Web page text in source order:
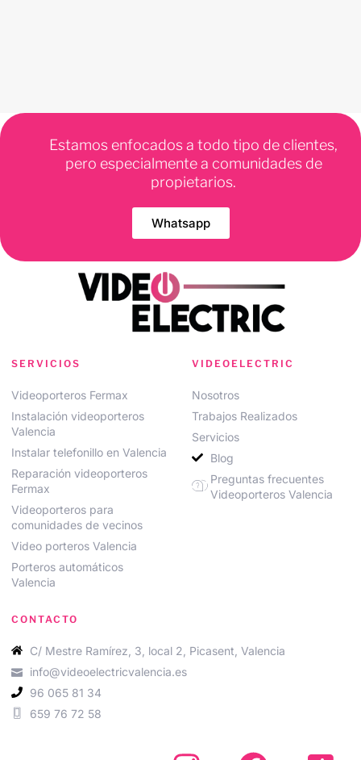
Estamos enfocados a todo tipo de clientes,
pero especialmente a comunidades de
propietarios.
Whatsapp
SERVICIOS
Videoporteros Fermax
Instalación videoporteros
Valencia
Instalar telefonillo en Valencia
Reparación videoporteros
Fermax
Videoporteros para
comunidades de vecinos
Video porteros Valencia
Porteros automáticos
Valencia
VIDEOELECTRIC
Nosotros
Trabajos Realizados
Servicios
Blog
Preguntas frecuentes
Videoporteros Valencia
CONTACTO
C/ Mestre Ramírez, 3, local 2, Picasent, Valencia
info@videoelectricvalencia.es
96 065 81 34
659 76 72 58